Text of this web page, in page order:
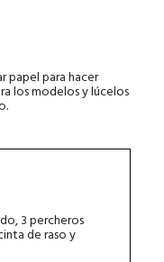
papel para hacer
los modelos y lúcelos
3 percheros
de raso y